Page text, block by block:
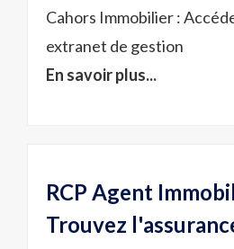
Cahors Immobilier :
extranet de gestion
En savoir plus...
RCP Agent
Trouvez